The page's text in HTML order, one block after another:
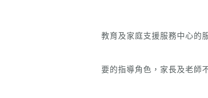
教育及家庭支援服務中心的
要的指導角色，家長及老師